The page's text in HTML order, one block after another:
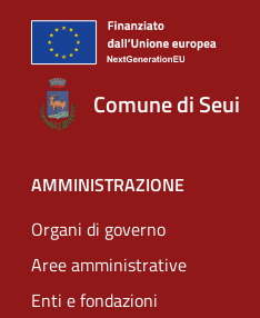
Comune di Seui
AMMINISTRAZIONE
Organi di governo
Aree amministrative
Enti e fondazioni